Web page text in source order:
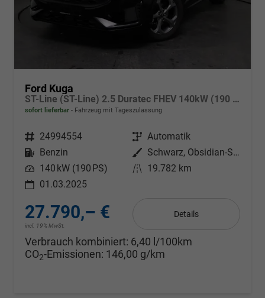
Ford Kuga
ST-Line (ST-Line) 2.5 Duratec FHEV 140kW (190 PS) Automatikgetriebe
sofort lieferbar Fahrzeug mit Tageszulassung
Fahrzeugnr. 24994554 Getriebe Automatik
Kraftstoff
Benzin Außenfarbe
Schwarz, Obsidian-Schwarz Metallic (PN4GM0)
Leistung 140 kW (190 PS) Kilometerstand 19.782 km
01.03.2025
27.790,– €
incl. 19% MwSt.
Details
Verbrauch kombiniert: 6,40 l/100km
CO2-Emissionen: 146,00 g/km